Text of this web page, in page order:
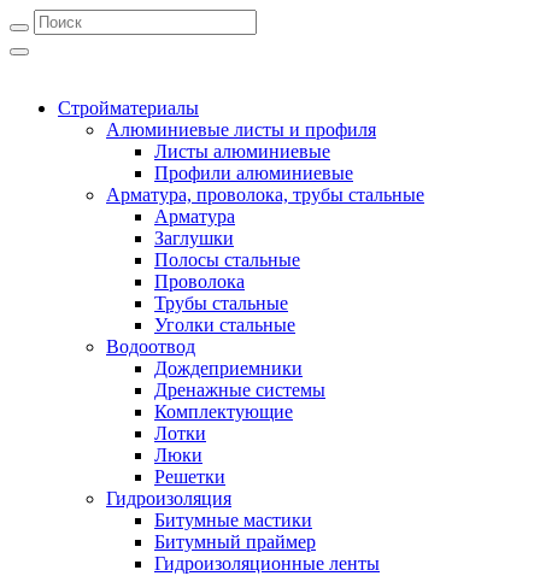
Стройматериалы
Алюминиевые листы и профиля
Листы алюминиевые
Профили алюминиевые
Арматура, проволока, трубы стальные
Арматура
Заглушки
Полосы стальные
Проволока
Трубы стальные
Уголки стальные
Водоотвод
Дождеприемники
Дренажные системы
Комплектующие
Лотки
Люки
Решетки
Гидроизоляция
Битумные мастики
Битумный праймер
Гидроизоляционные ленты